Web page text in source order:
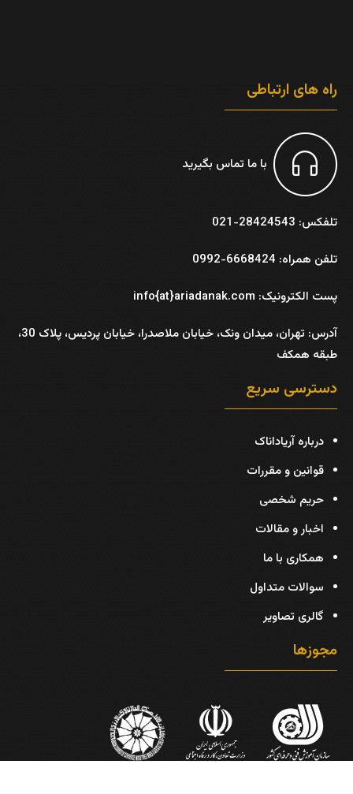
راه های ارتباطی
با ما تماس بگیرید
تلفکس: 28424543-021
تلفن همراه: 6668424-0992
پست الکترونیک: info{at}ariadanak.com
آدرس:
تهران، میدان ونک، خیابان ملاصدرا، خیابان پردیس، پلاک 30،
طبقه همکف
دسترسی سریع
درباره آریاداناک
قوانین و مقررات
حریم شخصی
اخبار و مقالات
همکاری با ما
سوالات متداول
گالری تصاویر
مجوزها